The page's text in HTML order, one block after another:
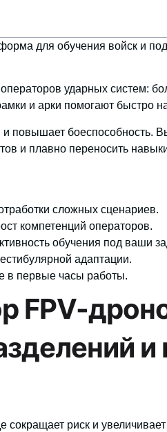
для обучения войск и
ударных систем:
и арки помогают быстро
боеспособность.
и плавно переносить
сложных сценариев.
компетенций операторов.
обучения под ваши
адаптации.
в первые часы работы.
FPV-
сокращает риск и